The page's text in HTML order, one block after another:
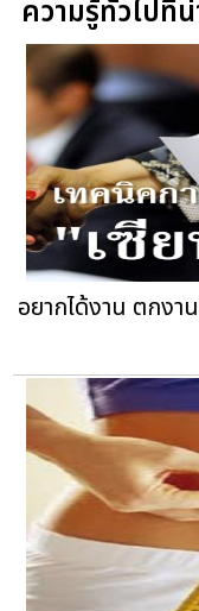
ความรู้ทั่วไปที่
อยากได้งาน ตกงา